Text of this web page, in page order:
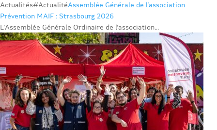
Actualités#ActualitéAssemblée Générale de l’association
Prévention MAIF : Strasbourg 2026
L’Assemblée Générale Ordinaire de l’association...